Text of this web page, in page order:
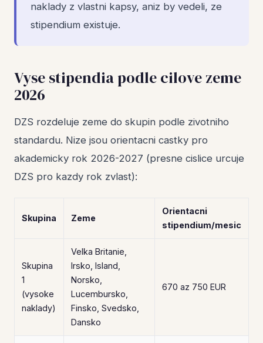
naklady z vlastni kapsy, aniz by vedeli, ze
stipendium existuje.
Vyse stipendia podle cilove zeme
2026
DZS rozdeluje zeme do skupin podle zivotniho
standardu. Nize jsou orientacni castky pro
akademicky rok 2026-2027 (presne cislice urcuje
DZS pro kazdy rok zvlast):
Skupina Zeme
Orientacni
stipendium/mesic
Skupina
1
(vysoke
naklady)
Velka Britanie,
Irsko, Island,
Norsko,
Lucembursko,
Finsko, Svedsko,
Dansko
670 az 750 EUR